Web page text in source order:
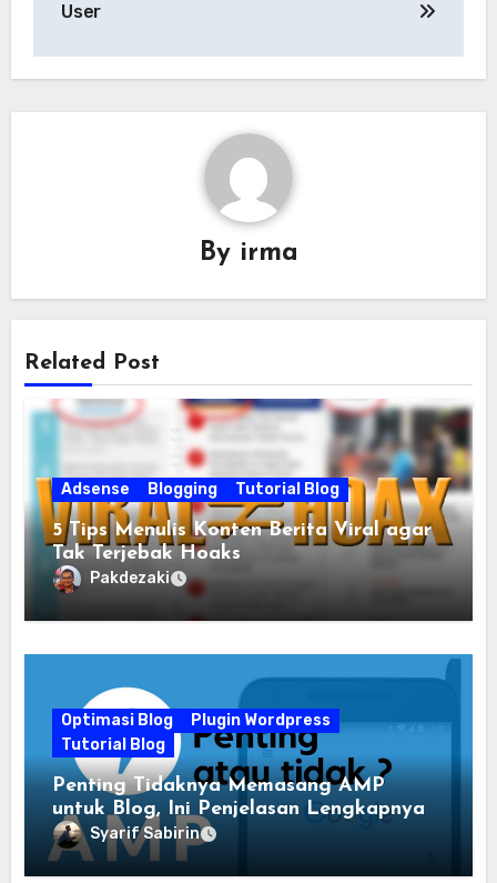
User
By irma
Related Post
Adsense Blogging Tutorial Blog
5 Tips Menulis Konten Berita Viral agar
Tak Terjebak Hoaks
Pakdezaki
Optimasi Blog
Plugin Wordpress
Tutorial Blog
Penting Tidaknya Memasang AMP
untuk Blog, Ini Penjelasan Lengkapnya
Syarif Sabirin